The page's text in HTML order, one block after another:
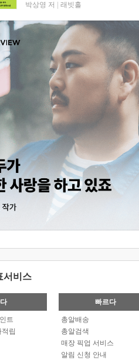
박상영 저 래빗홀
서비스
트
립
빠르다
총알배송
총알검색
매장 픽업 서비스
알림 신청 안내